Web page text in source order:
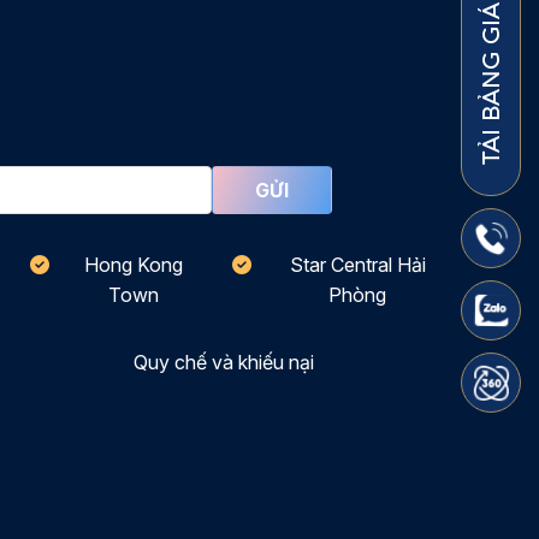
Hong Kong
Town
Star Central Hải
Phòng
Quy chế và khiếu nại
TẢI BẢNG GIÁ